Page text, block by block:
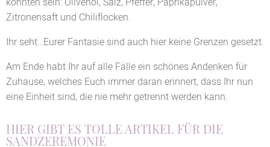
Zitronensaft und Chiliflocken.
Ihr seht…Eurer Fantasie sind auch hier keine Grenzen gesetzt.
Am Ende habt Ihr auf alle Fälle ein schönes Andenken für
Zuhause, welches Euch immer daran erinnert, dass Ihr nun
eine Einheit sind, die nie mehr getrennt werden kann.
HIER GIBT ES TOLLE ARTIKEL FÜR DIE
SANDZEREMONIE